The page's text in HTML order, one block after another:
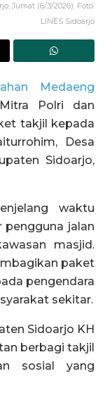
Jumat (6/3/2026). Foto:
LINES Sidoarjo
Medaeng
Polri dan
takjil kepada
Desa
Sidoarjo,
waktu
pengguna jalan
masjid.
paket
pengendara
sekitar.
Sidoarjo KH
berbagi takjil
sosial yang